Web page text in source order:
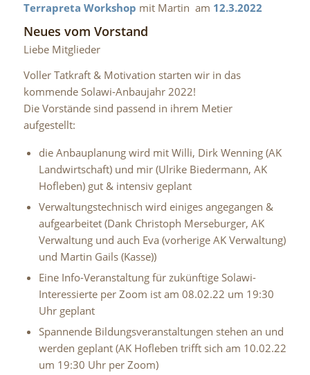
Terrapreta Workshop mit Martin am 12.3.2022
Neues vom Vorstand
Liebe Mitglieder
Voller Tatkraft & Motivation starten wir in das
kommende Solawi-Anbaujahr 2022!
Die Vorstände sind passend in ihrem Metier
aufgestellt:
die Anbauplanungwird mit Willi, Dirk Wenning (AK
Landwirtschaft) und mir (Ulrike Biedermann, AK
Hofleben) gut & intensiv geplant
Verwaltungstechnisch wird einiges angegangen &
aufgearbeitet (Dank Christoph Merseburger, AK
Verwaltung und auch Eva (vorherige AK Verwaltung)
und Martin Gails (Kasse))
Eine Info-Veranstaltung für zukünftige Solawi-
Interessierte per Zoom ist am 08.02.22 um 19:30
Uhrgeplant
Spannende Bildungsveranstaltungen stehen an und
werden geplant (AK Hofleben trifft sich am 10.02.22
um 19:30 Uhr per Zoom)